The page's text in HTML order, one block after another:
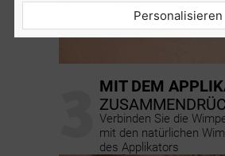
MIT DEM
Verbinden Sie die
mit den natürlichen
des Applikators
Personalisieren